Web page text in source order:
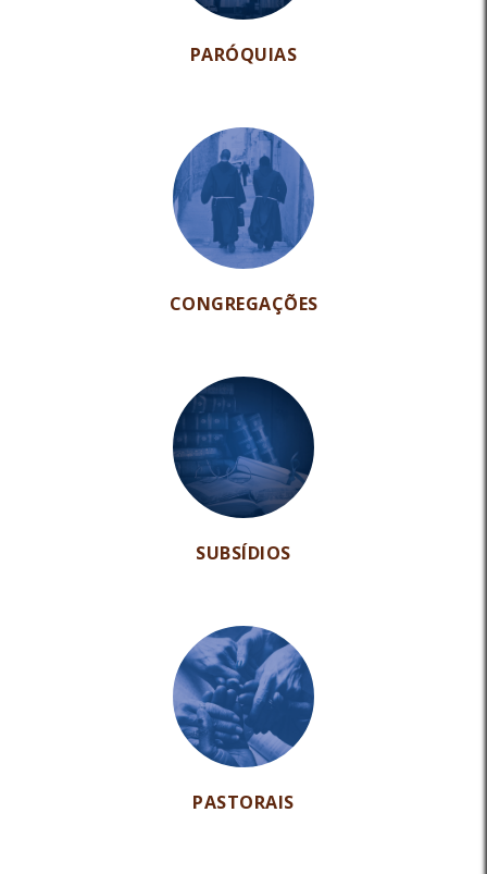
PARÓQUIAS
CONGREGAÇÕES
SUBSÍDIOS
PASTORAIS